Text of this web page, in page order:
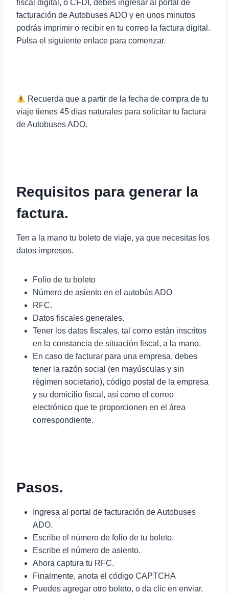
fiscal digital, o CFDI, debes ingresar al portal de
facturación de Autobuses ADO y en unos minutos
podrás imprimir o recibir en tu correo la factura digital.
Pulsa el siguiente enlace para comenzar.
Recuerda que a partir de la fecha de compra de tu
viaje tienes 45 días naturales para solicitar tu factura
de Autobuses ADO.
Requisitos para generar la
factura.
Ten a la mano tu boleto de viaje, ya que necesitas los
datos impresos.
Folio de tu boleto
Número de asiento en el autobús ADO
RFC.
Datos fiscales generales.
Tener los datos fiscales, tal como están inscritos
en la constancia de situación fiscal, a la mano.
En caso de facturar para una empresa, debes
tener la razón social (en mayúsculas y sin
régimen societario), código postal de la empresa
y su domicilio fiscal, así como el correo
electrónico que te proporcionen en el área
correspondiente.
Pasos.
Ingresa al portal de facturación de Autobuses
ADO.
Escribe el número de folio de tu boleto.
Escribe el número de asiento.
Ahora captura tu RFC.
Finalmente, anota el código CAPTCHA
Puedes agregar otro boleto, o da clic en enviar.